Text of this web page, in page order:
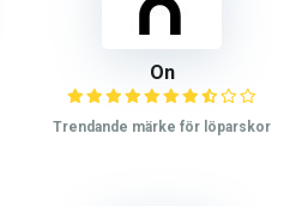
On
Trendande märke för löparskor